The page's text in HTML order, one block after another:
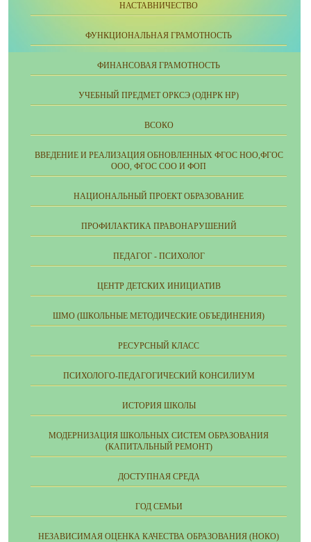
НАСТАВНИЧЕСТВО
ФУНКЦИОНАЛЬНАЯ ГРАМОТНОСТЬ
ФИНАНСОВАЯ ГРАМОТНОСТЬ
УЧЕБНЫЙ ПРЕДМЕТ ОРКСЭ (ОДНРК НР)
ВСОКО
ВВЕДЕНИЕ И РЕАЛИЗАЦИЯ ОБНОВЛЕННЫХ ФГОС НОО,ФГОС
ООО, ФГОС СОО И ФОП
НАЦИОНАЛЬНЫЙ ПРОЕКТ ОБРАЗОВАНИЕ
ПРОФИЛАКТИКА ПРАВОНАРУШЕНИЙ
ПЕДАГОГ - ПСИХОЛОГ
ЦЕНТР ДЕТСКИХ ИНИЦИАТИВ
ШМО (ШКОЛЬНЫЕ МЕТОДИЧЕСКИЕ ОБЪЕДИНЕНИЯ)
РЕСУРСНЫЙ КЛАСС
ПСИХОЛОГО-ПЕДАГОГИЧЕСКИЙ КОНСИЛИУМ
ИСТОРИЯ ШКОЛЫ
МОДЕРНИЗАЦИЯ ШКОЛЬНЫХ СИСТЕМ ОБРАЗОВАНИЯ
(КАПИТАЛЬНЫЙ РЕМОНТ)
ДОСТУПНАЯ СРЕДА
ГОД СЕМЬИ
НЕЗАВИСИМАЯ ОЦЕНКА КАЧЕСТВА ОБРАЗОВАНИЯ (НОКО)